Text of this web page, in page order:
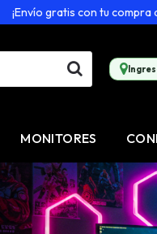
gratis con tu compra de
MONITORES